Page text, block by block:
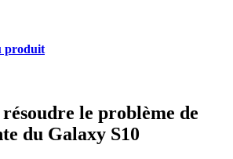
produit
le problème de
du Galaxy S10